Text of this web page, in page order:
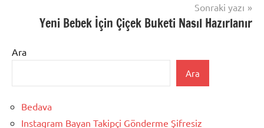
Sonraki yazı
Yeni Bebek İçin Çiçek Buketi Nasıl Hazırlanır
Ara
Ara
Bedava
Instagram Bayan Takipçi Gönderme Şifresiz